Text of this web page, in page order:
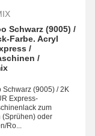
Schwarz (9005) /
Farbe. Acryl
/
/
Schwarz (9005) / 2K
Express-
zum
(Sprühen) oder
Ro...